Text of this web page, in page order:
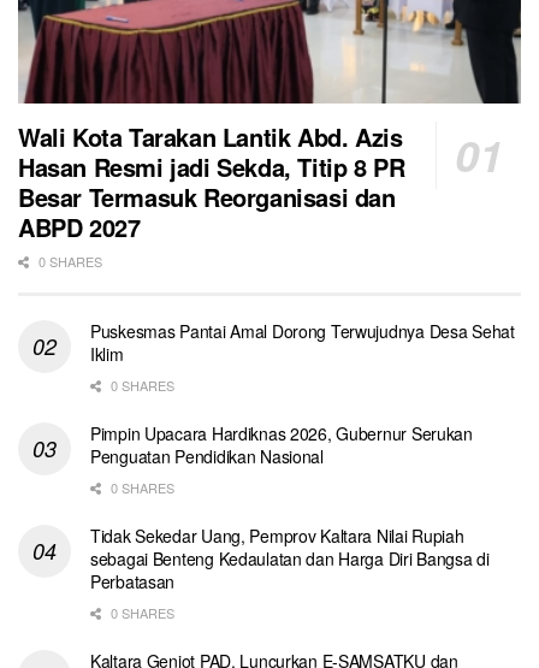
Wali Kota Tarakan Lantik Abd. Azis
Hasan Resmi jadi Sekda, Titip 8 PR
Besar Termasuk Reorganisasi dan
ABPD 2027
0 SHARES
Puskesmas Pantai Amal Dorong Terwujudnya Desa Sehat
Iklim
0 SHARES
Pimpin Upacara Hardiknas 2026, Gubernur Serukan
Penguatan Pendidikan Nasional
0 SHARES
Tidak Sekedar Uang, Pemprov Kaltara Nilai Rupiah
sebagai Benteng Kedaulatan dan Harga Diri Bangsa di
Perbatasan
0 SHARES
Kaltara Genjot PAD, Luncurkan E-SAMSATKU dan